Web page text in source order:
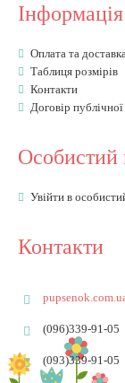
Інформація
Оплата та
Таблиця розмірів
Контакти
Договір
Особистий
Увійти в
Контакти
(096)339-91-05
(093)339-91-05